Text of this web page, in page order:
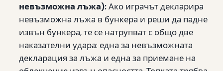
невъзможна лъжа):Ако играчът декларира
невъзможна лъжа в бункера и реши да падне
извън бункера, те се натрупват с общо две
наказателни удара: една за невъзможната
декларация за лъжа и една за приемане на